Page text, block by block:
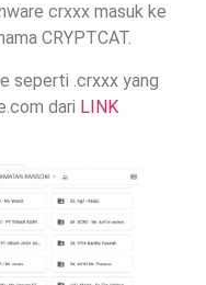
crxxx masuk ke
CRYPTCAT.
seperti .crxxx yang
dari LINK